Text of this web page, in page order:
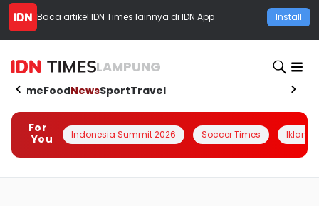
Baca artikel IDN Times lainnya di IDN App Install
LAMPUNG
HomeFoodNewsSportTravel
For
You
Indonesia Summit 2026 Soccer Times Iklanin